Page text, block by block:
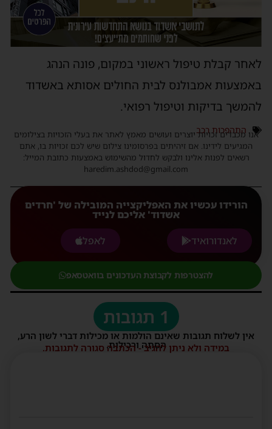
לאחר קבלת טיפול ראשוני במקום, פונה הנהג
באמצעות אמבולנס לבית החולים אסותא באשדוד
להמשך בדיקות וטיפול רפואי.
התהפכות רכב
אנו מכבדים זכויות יוצרים ועושים מאמץ לאתר את בעלי הזכויות בצילומים
המגיעים לידינו. אם זיהיתים בפרסומינו צילום שיש לכם זכויות בו, אתם
רשאים לפנות אלינו ולבקש לחדול מהשימוש באמצעות כתובת המייל:
haredim.ashdod@gmail.com
הורידו עכשיו את האפליקצייה המובילה של 'חרדים
אשדוד' אליכם לנייד
לאנדורואיד
לאפל
להצטרפות לקבוצת העדכונים בוואטסאפ
1 תגובות
אין לשלוח תגובות שאינם הולמות או מכילות דברי לשון הרע,
הסתה ורכילות.
במידה ולא ניתן להגיב - הכתבה סגורה לתגובות.